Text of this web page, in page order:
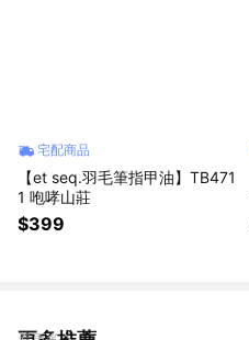
宅配商品
【et seq.羽毛筆指甲油】TB471
1 咆哮山莊
$399